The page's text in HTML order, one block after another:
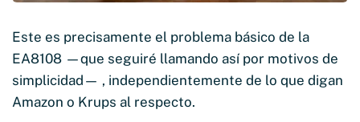
Este es precisamente el problema básico de la
EA8108 —que seguiré llamando así por motivos de
simplicidad— , independientemente de lo que digan
Amazon o Krups al respecto.